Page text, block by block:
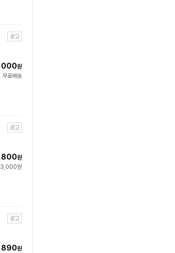
광고
원
무료배송
광고
원
3,000원
광고
원